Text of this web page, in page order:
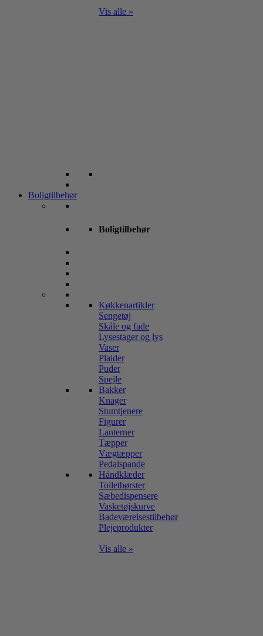
Vis alle »
Boligtilbehør
Boligtilbehør
Køkkenartikler
Sengetøj
Skåle og fade
Lysestager og lys
Vaser
Plaider
Puder
Spejle
Bakker
Knager
Stumtjenere
Figurer
Lanterner
Tæpper
Vægtæpper
Pedalspande
Håndklæder
Toiletbørster
Sæbedispensere
Vasketøjskurve
Badeværelsestilbehør
Plejeprodukter
Vis alle »